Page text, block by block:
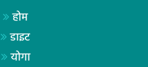
होम
डाइट
योगा